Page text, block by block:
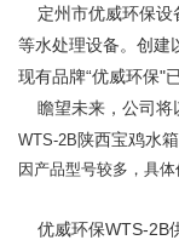
定州市优威环保设
等水处理设备。创建
现有品牌“优威环保"
瞻望未来，公司将
WTS-2B 陕西宝鸡水
因产品型号较多，具体
优威环保WTS-2B